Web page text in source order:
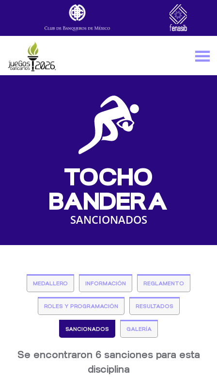
Skip to main content
TOCHO
BANDERA
SANCIONADOS
MEDALLERO INFORMACIÓN REGLAMENTO
ROLES Y PROGRAMACIÓN RESULTADOS
SANCIONADOS GALERÍA
Se encontraron 6 sanciones para esta
disciplina